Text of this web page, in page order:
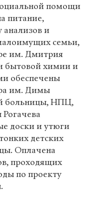
помощи
питание,
анализов и
семьи,
им. Дмитрия
бытовой химии и
обеспечены
им. Димы
больницы, НПЦ,
доски и утюги
детских
Оплачена
проходящих
по проекту